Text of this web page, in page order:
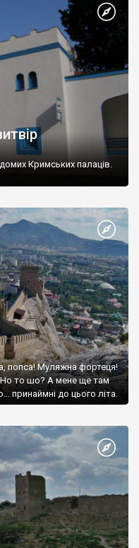
Кримських палаців.
попса! Муляжна фортеця!
Но то шо? А мене ще там
принаймні до цього літа.